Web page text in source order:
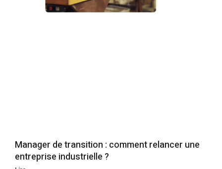
Manager de transition : comment relancer une
entreprise industrielle ?